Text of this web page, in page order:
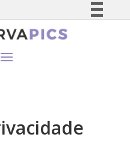
Simplifique!
Canais